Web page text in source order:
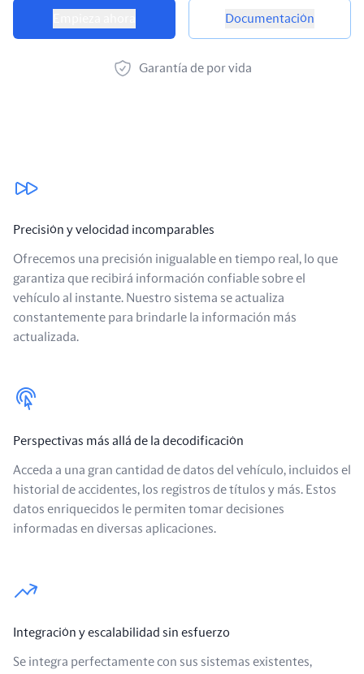
Opciones de producto
Documentación
Garantía de por vida
Nuestros beneficios
Precisión y velocidad incomparables
Ofrecemos una precisión inigualable en tiempo real, lo que
garantiza que recibirá información confiable sobre el
vehículo al instante. Nuestro sistema se actualiza
constantemente para brindarle la información más
actualizada.
Perspectivas más allá de la decodificación
Acceda a una gran cantidad de datos del vehículo, incluidos el
historial de accidentes, los registros de títulos y más. Estos
datos enriquecidos le permiten tomar decisiones
informadas en diversas aplicaciones.
Integración y escalabilidad sin esfuerzo
Se integra perfectamente con sus sistemas existentes,